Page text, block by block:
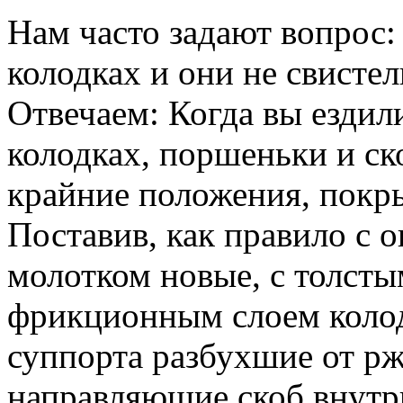
Нам часто задают
колодках и они не
Отвечаем: Когда вы
колодках, поршеньки и
крайние положения,
Поставив, как правило с
молотком новые, с
фрикционным слоем
суппорта разбухшие от